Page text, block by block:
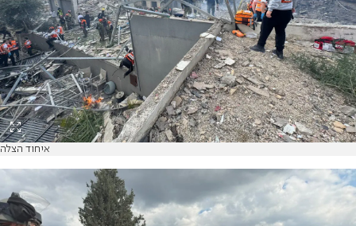
איחוד הצלה